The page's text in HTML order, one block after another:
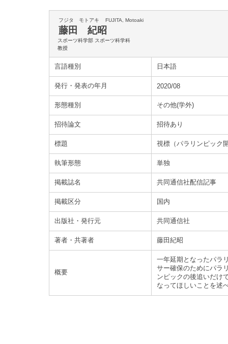
フジタ モトアキ FUJITA, Motoaki
藤田 紀昭
スポーツ科学部 スポーツ科学科
教授
言語種別 日本語
発行・発表の年月 2020/08
形態種別 その他(学外)
招待論文 招待あり
標題 視標（パラリンピック
執筆形態 単独
掲載誌名 共同通信社配信記事
掲載区分 国内
出版社・発行元 共同通信社
著者・共著者 藤田紀昭
概要
一年延期となったパラ
サー確保のためにパラ
ンピックの後追いだけ
なってほしいことを述